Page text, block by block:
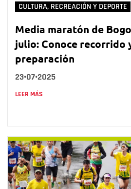
CULTURA, RECREACIÓN Y DEPORTE
Media maratón de
julio: Conoce recorrido
preparación
23•07•2025
LEER MÁS